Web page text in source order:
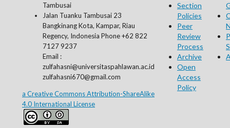
Tambusai
Jalan Tuanku Tambusai 23
Bangkinang Kota, Kampar, Riau
Regency, Indonesia Phone +62 822
7127 9237
Email :
zulfahasni@universitaspahlawan.ac.id
zulfahasni670@gmail.com
a Creative Commons Attribution-ShareAlike
4.0 International License
Section
Policies
Peer
Review
Process
Archive
Open
Access
Policy